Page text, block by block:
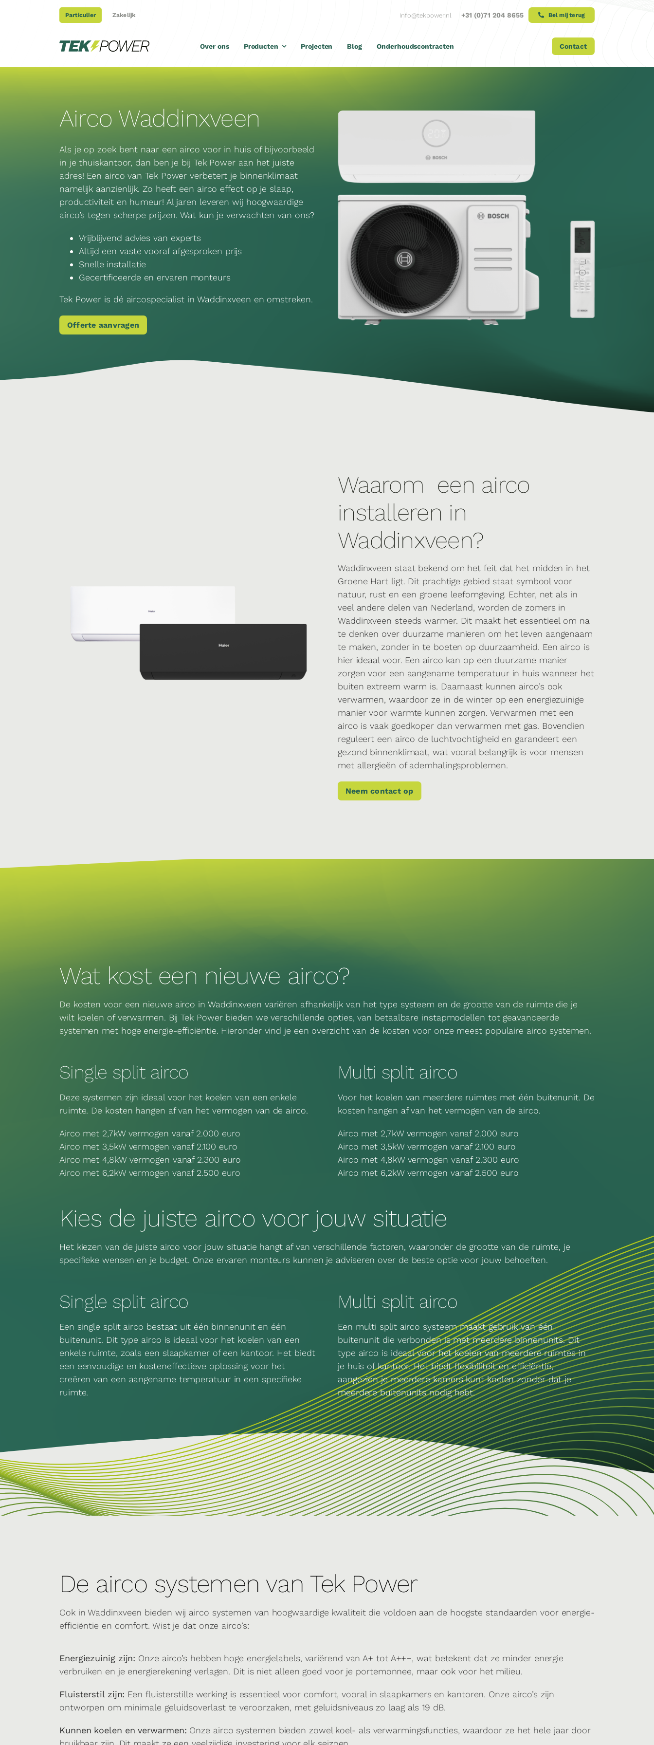
Particulier Zakelijk Info@tekpower.nl +31 (0)71 204 8655 Bel mij terug
Over ons Producten Projecten Blog Onderhoudscontracten Contact
Airco Waddinxveen
Als je op zoek bent naar een airco voor in huis of bijvoorbeeld
in je thuiskantoor, dan ben je bij Tek Power aan het juiste
adres! Een airco van Tek Power verbetert je binnenklimaat
namelijk aanzienlijk. Zo heeft een airco effect op je slaap,
productiviteit en humeur! Al jaren leveren wij hoogwaardige
airco’s tegen scherpe prijzen. Wat kun je verwachten van ons?
Vrijblijvend advies van experts
Altijd een vaste vooraf afgesproken prijs
Snelle installatie
Gecertificeerde en ervaren monteurs
Tek Power is dé aircospecialist in Waddinxveen en omstreken.
Offerte aanvragen
Waarom een airco
installeren in
Waddinxveen?
Waddinxveen staat bekend om het feit dat het midden in het
Groene Hart ligt. Dit prachtige gebied staat symbool voor
natuur, rust en een groene leefomgeving. Echter, net als in
veel andere delen van Nederland, worden de zomers in
Waddinxveen steeds warmer. Dit maakt het essentieel om na
te denken over duurzame manieren om het leven aangenaam
te maken, zonder in te boeten op duurzaamheid. Een airco is
hier ideaal voor. Een airco kan op een duurzame manier
zorgen voor een aangename temperatuur in huis wanneer het
buiten extreem warm is. Daarnaast kunnen airco’s ook
verwarmen, waardoor ze in de winter op een energiezuinige
manier voor warmte kunnen zorgen. Verwarmen met een
airco is vaak goedkoper dan verwarmen met gas. Bovendien
reguleert een airco de luchtvochtigheid en garandeert een
gezond binnenklimaat, wat vooral belangrijk is voor mensen
met allergieën of ademhalingsproblemen.
Neem contact op
Wat kost een nieuwe airco?
De kosten voor een nieuwe airco in Waddinxveen variëren afhankelijk van het type systeem en de grootte van de ruimte die je
wilt koelen of verwarmen. Bij Tek Power bieden we verschillende opties, van betaalbare instapmodellen tot geavanceerde
systemen met hoge energie-efficiëntie. Hieronder vind je een overzicht van de kosten voor onze meest populaire airco systemen.
Single split airco
Deze systemen zijn ideaal voor het koelen van een enkele
ruimte. De kosten hangen af van het vermogen van de airco.
Airco met 2,7kW vermogen vanaf 2.000 euro
Airco met 3,5kW vermogen vanaf 2.100 euro
Airco met 4,8kW vermogen vanaf 2.300 euro
Airco met 6,2kW vermogen vanaf 2.500 euro
Multi split airco
Voor het koelen van meerdere ruimtes met één buitenunit. De
kosten hangen af van het vermogen van de airco.
Airco met 2,7kW vermogen vanaf 2.000 euro
Airco met 3,5kW vermogen vanaf 2.100 euro
Airco met 4,8kW vermogen vanaf 2.300 euro
Airco met 6,2kW vermogen vanaf 2.500 euro
Kies de juiste airco voor jouw situatie
Het kiezen van de juiste airco voor jouw situatie hangt af van verschillende factoren, waaronder de grootte van de ruimte, je
specifieke wensen en je budget. Onze ervaren monteurs kunnen je adviseren over de beste optie voor jouw behoeften.
Single split airco
Een single split airco bestaat uit één binnenunit en één
buitenunit. Dit type airco is ideaal voor het koelen van een
enkele ruimte, zoals een slaapkamer of een kantoor. Het biedt
een eenvoudige en kosteneffectieve oplossing voor het
creëren van een aangename temperatuur in een specifieke
ruimte.
Multi split airco
Een multi split airco systeem maakt gebruik van één
buitenunit die verbonden is met meerdere binnenunits. Dit
type airco is ideaal voor het koelen van meerdere ruimtes in
je huis of kantoor. Het biedt flexibiliteit en efficiëntie,
aangezien je meerdere kamers kunt koelen zonder dat je
meerdere buitenunits nodig hebt.
De airco systemen van Tek Power
Ook in Waddinxveen bieden wij airco systemen van hoogwaardige kwaliteit die voldoen aan de hoogste standaarden voor energie-
efficiëntie en comfort. Wist je dat onze airco’s:
Energiezuinig zijn: Onze airco’s hebben hoge energielabels, variërend van A+ tot A+++, wat betekent dat ze minder energie
verbruiken en je energierekening verlagen. Dit is niet alleen goed voor je portemonnee, maar ook voor het milieu.
Fluisterstil zijn: Een fluisterstille werking is essentieel voor comfort, vooral in slaapkamers en kantoren. Onze airco’s zijn
ontworpen om minimale geluidsoverlast te veroorzaken, met geluidsniveaus zo laag als 19 dB.
Kunnen koelen en verwarmen: Onze airco systemen bieden zowel koel- als verwarmingsfuncties, waardoor ze het hele jaar door